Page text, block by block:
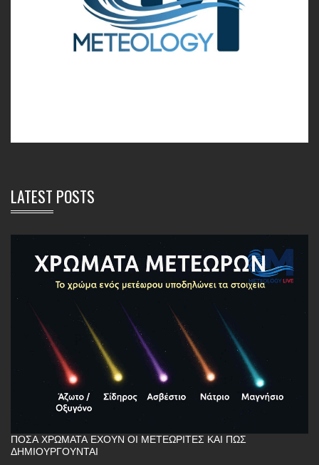
LATEST POSTS
ΠΌΣΑ ΧΡΏΜΑΤΑ ΈΧΟΥΝ ΟΙ ΜΕΤΕΩΡΊΤΕΣ ΚΑΙ ΠΏΣ
ΔΗΜΙΟΥΡΓΟΎΝΤΑΙ